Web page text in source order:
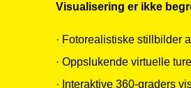
Visualisering er ikke
· Fotorealistiske stillbilder
· Oppslukende virtuelle
· Interaktive 360-graders